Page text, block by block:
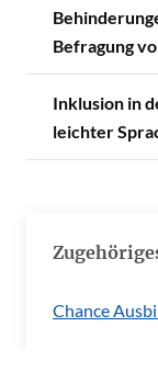
Befragung
Inklusion in
leichter
Chance